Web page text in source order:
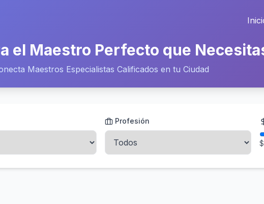
el Maestro Perfecto que
Maestros Especialistas Calificados en tu Ciudad
Profesión
$